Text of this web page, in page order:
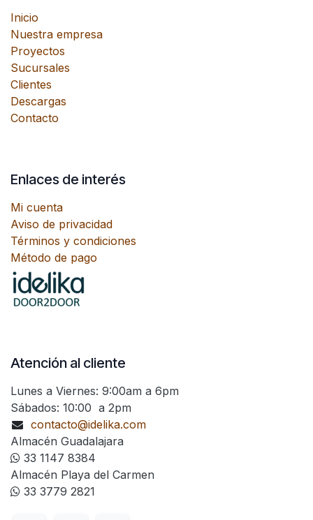
Inicio
Nuestra empresa
Proyectos
Sucursales
Clientes
Descargas
Contacto
Enlaces de interés
Mi cuenta
Aviso de privacidad
Términos y condiciones
Método de pago
Atención al cliente
Lunes a Viernes: 9:00am a 6pm
Sábados: 10:00 a 2pm
contacto@idelika.com
Almacén Guadalajara
33 1147 8384
Almacén Playa del Carmen
33 3779 2821